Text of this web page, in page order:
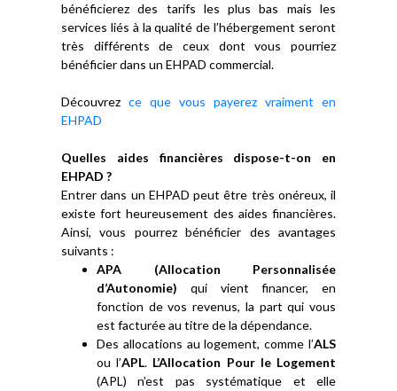
bénéficierez des tarifs les plus bas mais les
services liés à la qualité de l’hébergement seront
très différents de ceux dont vous pourriez
bénéficier dans un EHPAD commercial.
Découvrez ce que vous payerez vraiment en
EHPAD
Quelles aides financières dispose-t-on en
EHPAD ?
Entrer dans un EHPAD peut être très onéreux, il
existe fort heureusement des aides financières.
Ainsi, vous pourrez bénéficier des avantages
suivants :
APA (Allocation Personnalisée
d’Autonomie) qui vient financer, en
fonction de vos revenus, la part qui vous
est facturée au titre de la dépendance.
Des allocations au logement, comme l’ALS
ou l’APL. L’Allocation Pour le Logement
(APL) n’est pas systématique et elle